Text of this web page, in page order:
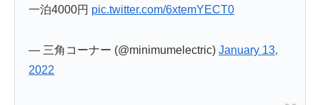
一泊4000円 pic.twitter.com/6xtemYECT0
— 三角コーナー (@minimumelectric)January 13,
2022